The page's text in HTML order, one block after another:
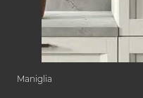
Maniglia